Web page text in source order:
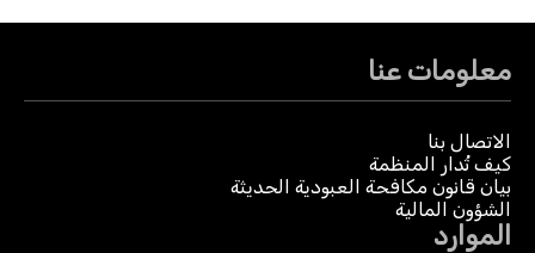
معلومات عنا
الاتصال بنا
كيف تُدار المنظمة
بيان قانون مكافحة العبودية الحديثة
الشؤون المالية
الموارد